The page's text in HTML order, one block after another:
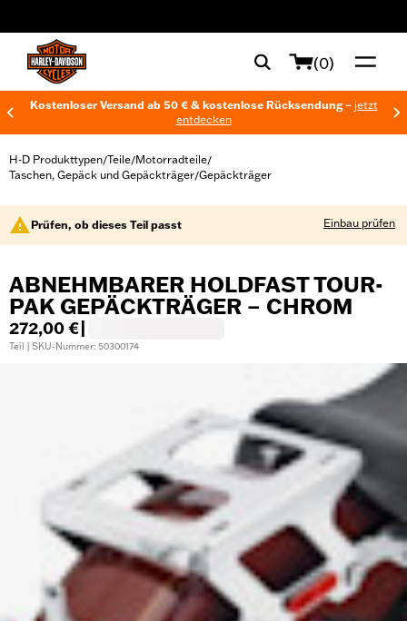
(0)
Kostenloser Versand ab 50 € & kostenlose Rücksendung – jetzt
entdecken
H-D Produkttypen/Teile/Motorradteile/
Taschen, Gepäck und Gepäckträger/Gepäckträger
Prüfen, ob dieses Teil passt Einbau prüfen
ABNEHMBARER HOLDFAST TOUR-
PAK GEPÄCKTRÄGER – CHROM
272,00 €
Teil | SKU-Nummer: 50300174